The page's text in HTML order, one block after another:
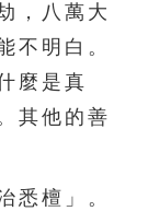
，八萬大
不明白。
麼是真
其他的善
檀」。